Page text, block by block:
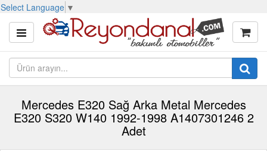
Select Language ▼
Mercedes E320 Sağ Arka Metal Mercedes
E320 S320 W140 1992-1998 A1407301246 2
Adet